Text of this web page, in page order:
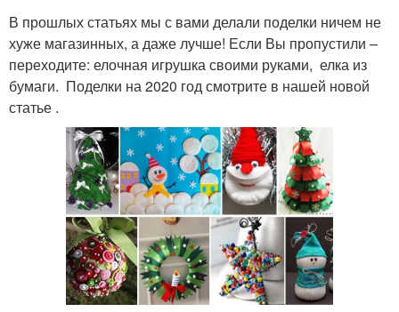
В прошлых статьях мы с вами делали поделки ничем не
хуже магазинных, а даже лучше! Если Вы пропустили –
переходите: елочная игрушка своими руками, елка из
бумаги. Поделки на 2020 год смотрите в нашей новой
статье .